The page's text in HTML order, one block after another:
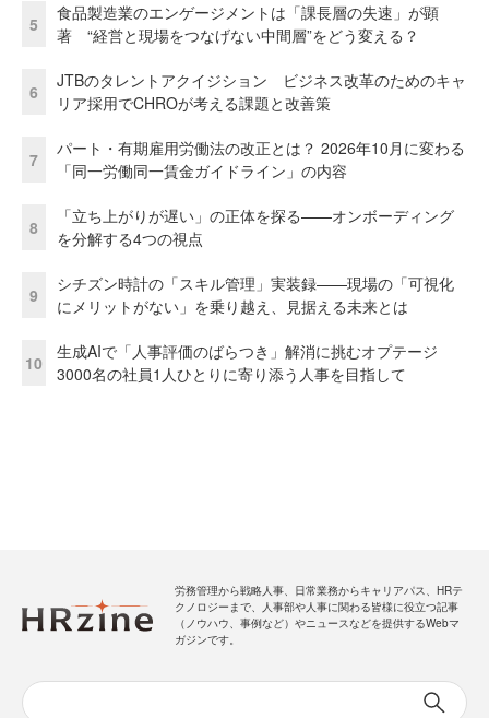
5
食品製造業のエンゲージメントは「課長層の失速」が顕
著 “経営と現場をつなげない中間層”をどう変える？
6
JTBのタレントアクイジション ビジネス改革のためのキャ
リア採用でCHROが考える課題と改善策
7
パート・有期雇用労働法の改正とは？ 2026年10月に変わる
「同一労働同一賃金ガイドライン」の内容
8
「立ち上がりが遅い」の正体を探る——オンボーディング
を分解する4つの視点
9
シチズン時計の「スキル管理」実装録——現場の「可視化
にメリットがない」を乗り越え、見据える未来とは
10
生成AIで「人事評価のばらつき」解消に挑むオプテージ
3000名の社員1人ひとりに寄り添う人事を目指して
労務管理から戦略人事、日常業務からキャリアパス、HRテ
クノロジーまで、人事部や人事に関わる皆様に役立つ記事
（ノウハウ、事例など）やニュースなどを提供するWebマ
ガジンです。